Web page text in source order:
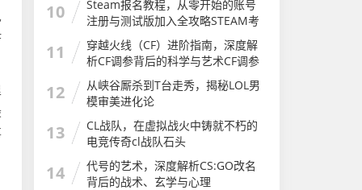
10
Steam报名教程，从零开始的账号
注册与测试版加入全攻略STEAM考
试
11
穿越火线（CF）进阶指南，深度解
析CF调参背后的科学与艺术CF调参
软件
12
从峡谷厮杀到T台走秀，揭秘LOL男
模审美进化论
13
CL战队，在虚拟战火中铸就不朽的
电竞传奇cl战队石头
14
代号的艺术，深度解析CS:GO改名
背后的战术、玄学与心理